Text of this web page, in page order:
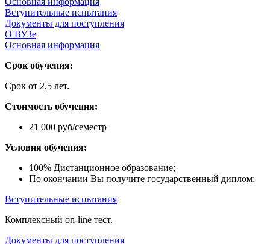
Вступительные испытания
Документы для поступления
О ВУЗе
Основная информация
Срок обучения:
Срок от 2,5 лет.
Стоимость обучения:
21 000 руб/семестр
Условия обучения:
100% Дистанционное образование;
По окончании Вы получите государственный диплом;
Вступительные испытания
Комплексный on-line тест.
Документы для поступления